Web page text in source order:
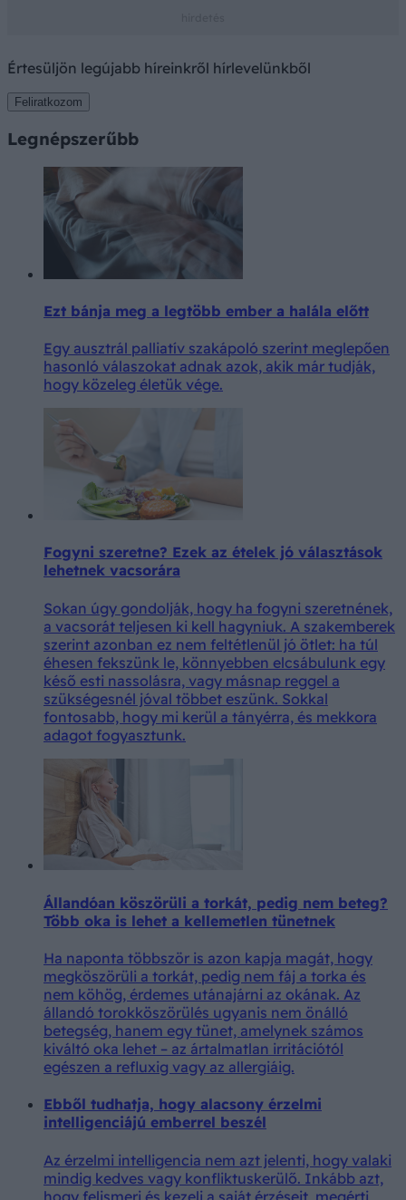
Értesüljön legújabb híreinkről hírlevelünkből
Feliratkozom
Legnépszerűbb
Ezt bánja meg a legtöbb ember a halála előtt
Egy ausztrál palliatív szakápoló szerint meglepően
hasonló válaszokat adnak azok, akik már tudják,
hogy közeleg életük vége.
Fogyni szeretne? Ezek az ételek jó választások
lehetnek vacsorára
Sokan úgy gondolják, hogy ha fogyni szeretnének,
a vacsorát teljesen ki kell hagyniuk. A szakemberek
szerint azonban ez nem feltétlenül jó ötlet: ha túl
éhesen fekszünk le, könnyebben elcsábulunk egy
késő esti nassolásra, vagy másnap reggel a
szükségesnél jóval többet eszünk. Sokkal
fontosabb, hogy mi kerül a tányérra, és mekkora
adagot fogyasztunk.
Állandóan köszörüli a torkát, pedig nem beteg?
Több oka is lehet a kellemetlen tünetnek
Ha naponta többször is azon kapja magát, hogy
megköszörüli a torkát, pedig nem fáj a torka és
nem köhög, érdemes utánajárni az okának. Az
állandó torokköszörülés ugyanis nem önálló
betegség, hanem egy tünet, amelynek számos
kiváltó oka lehet – az ártalmatlan irritációtól
egészen a refluxig vagy az allergiáig.
Ebből tudhatja, hogy alacsony érzelmi
intelligenciájú emberrel beszél
Az érzelmi intelligencia nem azt jelenti, hogy valaki
mindig kedves vagy konfliktuskerülő. Inkább azt,
hogy felismeri és kezeli a saját érzéseit, megérti